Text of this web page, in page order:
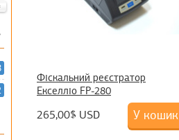
Фіскальний реєстратор
Екселліо FP-280
265,00$ USD У кошик